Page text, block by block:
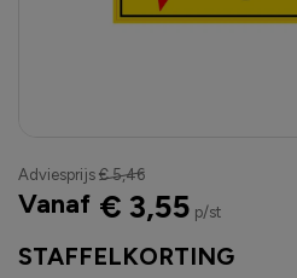
STAFFELKORTING
Adviesprijs € 5,46
Vanaf € 3,55 p/st